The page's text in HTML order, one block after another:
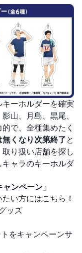
ーホルダーを確実
山、月島、黒尾、
で、全種集めたく
無くなり次第終了と
り扱い店舗を探し
ャラのキーホルダ
ンペーン」
い方にはこちら！
ッズ
をキャンペーンサ